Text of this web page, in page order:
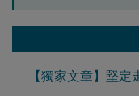
【獨家文章】堅